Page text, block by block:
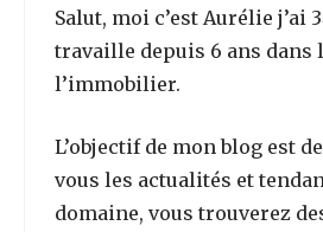
Salut, moi c’est Aurélie j’ai
travaille depuis 6 ans dans
l’immobilier.
L’objectif de mon blog est
vous les actualités et
domaine, vous trouverez